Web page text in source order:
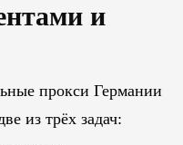
и
прокси Германии
из трёх задач: